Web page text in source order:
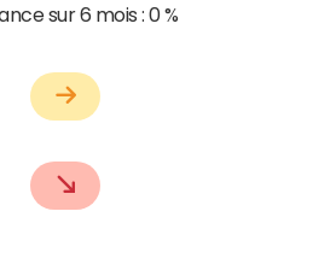
sur 6 mois :0 %